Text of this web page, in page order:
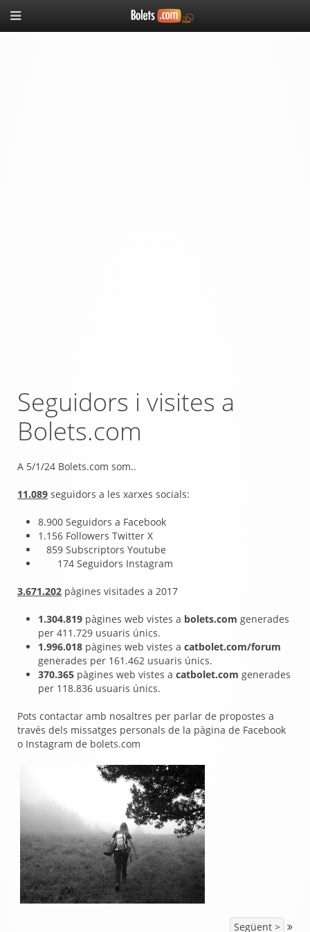
Seguidors i visites a
Bolets.com
A 5/1/24 Bolets.com som..
11.089 seguidors a les xarxes socials:
8.900 Seguidors a Facebook
1.156 Followers Twitter X
859 Subscriptors Youtube
174 Seguidors Instagram
3.671.202 pàgines visitades a 2017
1.304.819 pàgines web vistes a bolets.com generades
per 411.729 usuaris únics.
1.996.018 pàgines web vistes a catbolet.com/forum
generades per 161.462 usuaris únics.
370.365 pàgines web vistes a catbolet.com generades
per 118.836 usuaris únics.
Pots contactar amb nosaltres per parlar de propostes a
través dels missatges personals de la pàgina de Facebook
o Instagram de bolets.com
Següent >